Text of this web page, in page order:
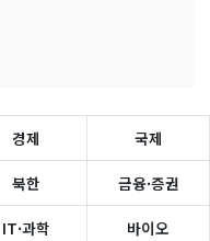
경제 국제
북한 금융·증권
IT·과학 바이오